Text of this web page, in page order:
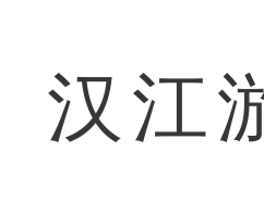
汉江